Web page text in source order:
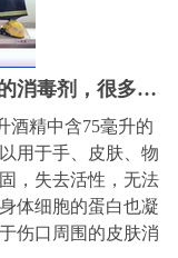
别用酒精涂伤口，这几种家里常见的消毒剂，很多人都用错了
酒精中含75毫升的
用于手、皮肤、物
，失去活性，无法
体细胞的蛋白也凝
伤口周围的皮肤消